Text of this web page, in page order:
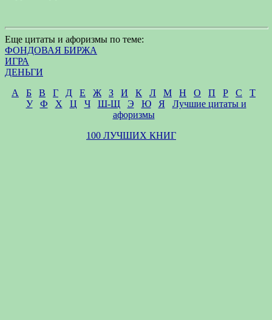
Еще цитаты и афоризмы по теме:
ФОНДОВАЯ БИРЖА
ИГРА
ДЕНЬГИ
А
Б В Г Д Е Ж З И К Л М Н О П Р С
Т
У
Ф Х Ц Ч Ш-Щ Э Ю Я
Лучшие цитаты и
афоризмы
100 ЛУЧШИХ КНИГ